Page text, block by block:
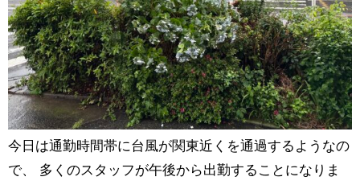
今日は通勤時間帯に台風が関東近くを通過するようなの
で、 多くのスタッフが午後から出勤することになりま